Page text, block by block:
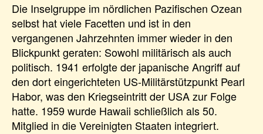
Die Inselgruppe im nördlichen Pazifischen Ozean
selbst hat viele Facetten und ist in den
vergangenen Jahrzehnten immer wieder in den
Blickpunkt geraten: Sowohl militärisch als auch
politisch. 1941 erfolgte der japanische Angriff auf
den dort eingerichteten US-Militärstützpunkt Pearl
Habor, was den Kriegseintritt der USA zur Folge
hatte. 1959 wurde Hawaii schließlich als 50.
Mitglied in die Vereinigten Staaten integriert.